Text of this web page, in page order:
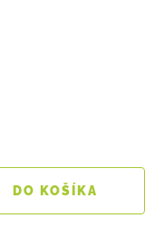
DO KOŠÍKA